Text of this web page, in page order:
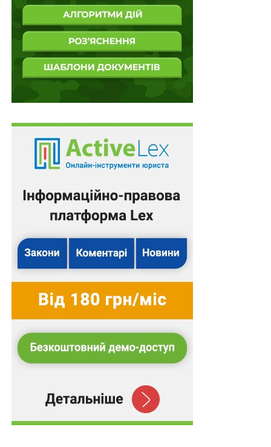
медичний огляд за професією, й надалі призначила
його керівником робіт з демонтажу крану та
відповідальним за безпечне ведення цих робіт.
З огляду на це, апеляційним судом не вмотивовано,
чому вказані обставини перебувають за межами
відповідальності директора підприємства, та/або не
передбаченогоч. 2 ст. 272КК України.
Отже, за висновком колегії суддів ВС апеляційний
суд належної оцінки доводам апеляційної скарги
висновку про необхідність залишення без зміни
вироку місцевого суду про визнання невинуватою
директора ТОВ.
Підготував Леонід Лазебний
Повний текст рішення
З іншими правовими позиціями Верховного Суду,
ознайомитися в аналітично-правовій системі
Схожі статті:
Якщо скасовано постанову ВЛК про